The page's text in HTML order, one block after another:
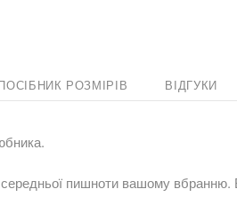
ПОСІБНИК РОЗМІРІВ ВІДГУКИ
пишноти вашому вбранню.